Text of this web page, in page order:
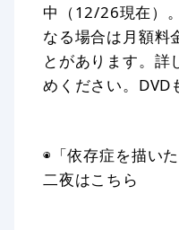
中（12/26現在）
なる場合は月額料
とがあります。詳
めください。DVD
◉「依存症を描い
二夜はこちら